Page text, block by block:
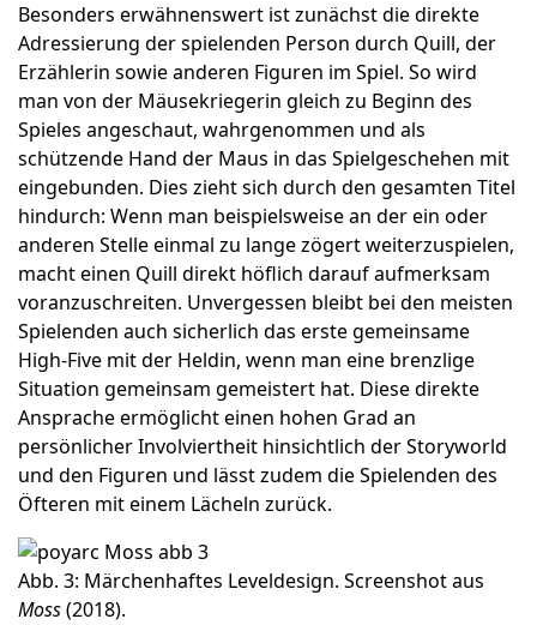
Besonders erwähnenswert ist zunächst die direkte
Adressierung der spielenden Person durch Quill, der
Erzählerin sowie anderen Figuren im Spiel. So wird
man von der Mäusekriegerin gleich zu Beginn des
Spieles angeschaut, wahrgenommen und als
schützende Hand der Maus in das Spielgeschehen mit
eingebunden. Dies zieht sich durch den gesamten Titel
hindurch: Wenn man beispielsweise an der ein oder
anderen Stelle einmal zu lange zögert weiterzuspielen,
macht einen Quill direkt höflich darauf aufmerksam
voranzuschreiten. Unvergessen bleibt bei den meisten
Spielenden auch sicherlich das erste gemeinsame
High-Five mit der Heldin, wenn man eine brenzlige
Situation gemeinsam gemeistert hat. Diese direkte
Ansprache ermöglicht einen hohen Grad an
persönlicher Involviertheit hinsichtlich der Storyworld
und den Figuren und lässt zudem die Spielenden des
Öfteren mit einem Lächeln zurück.
Abb. 3: Märchenhaftes Leveldesign. Screenshot aus
Moss(2018).